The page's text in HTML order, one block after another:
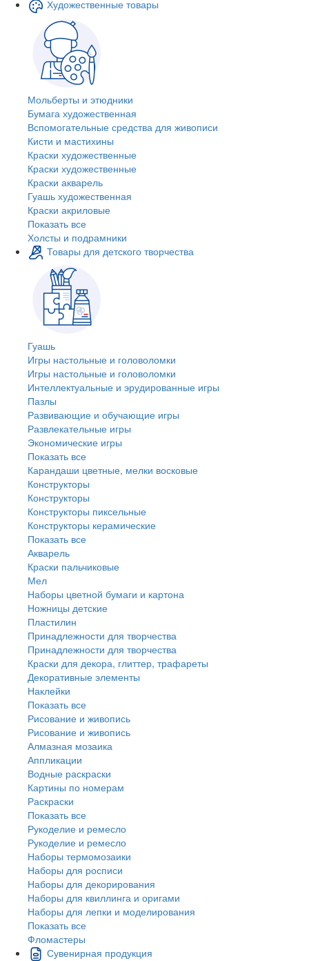
Художественные товары
Мольберты и этюдники
Бумага художественная
Вспомогательные средства для живописи
Кисти и мастихины
Краски художественные
Краски художественные
Краски акварель
Гуашь художественная
Краски акриловые
Показать все
Холсты и подрамники
Товары для детского творчества
Гуашь
Игры настольные и головоломки
Игры настольные и головоломки
Интеллектуальные и эрудированные игры
Пазлы
Развивающие и обучающие игры
Развлекательные игры
Экономические игры
Показать все
Карандаши цветные, мелки восковые
Конструкторы
Конструкторы
Конструкторы пиксельные
Конструкторы керамические
Показать все
Акварель
Краски пальчиковые
Мел
Наборы цветной бумаги и картона
Ножницы детские
Пластилин
Принадлежности для творчества
Принадлежности для творчества
Краски для декора, глиттер, трафареты
Декоративные элементы
Наклейки
Показать все
Рисование и живопись
Рисование и живопись
Алмазная мозаика
Аппликации
Водные раскраски
Картины по номерам
Раскраски
Показать все
Рукоделие и ремесло
Рукоделие и ремесло
Наборы термомозаики
Наборы для росписи
Наборы для декорирования
Наборы для квиллинга и оригами
Наборы для лепки и моделирования
Показать все
Фломастеры
Сувенирная продукция